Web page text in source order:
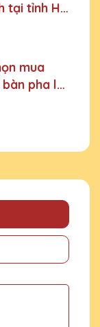
tại tỉnh Hà
mua
pha lê